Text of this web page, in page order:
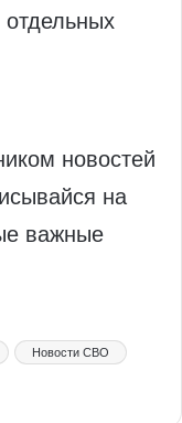
новостей
на
важные
Новости СВО